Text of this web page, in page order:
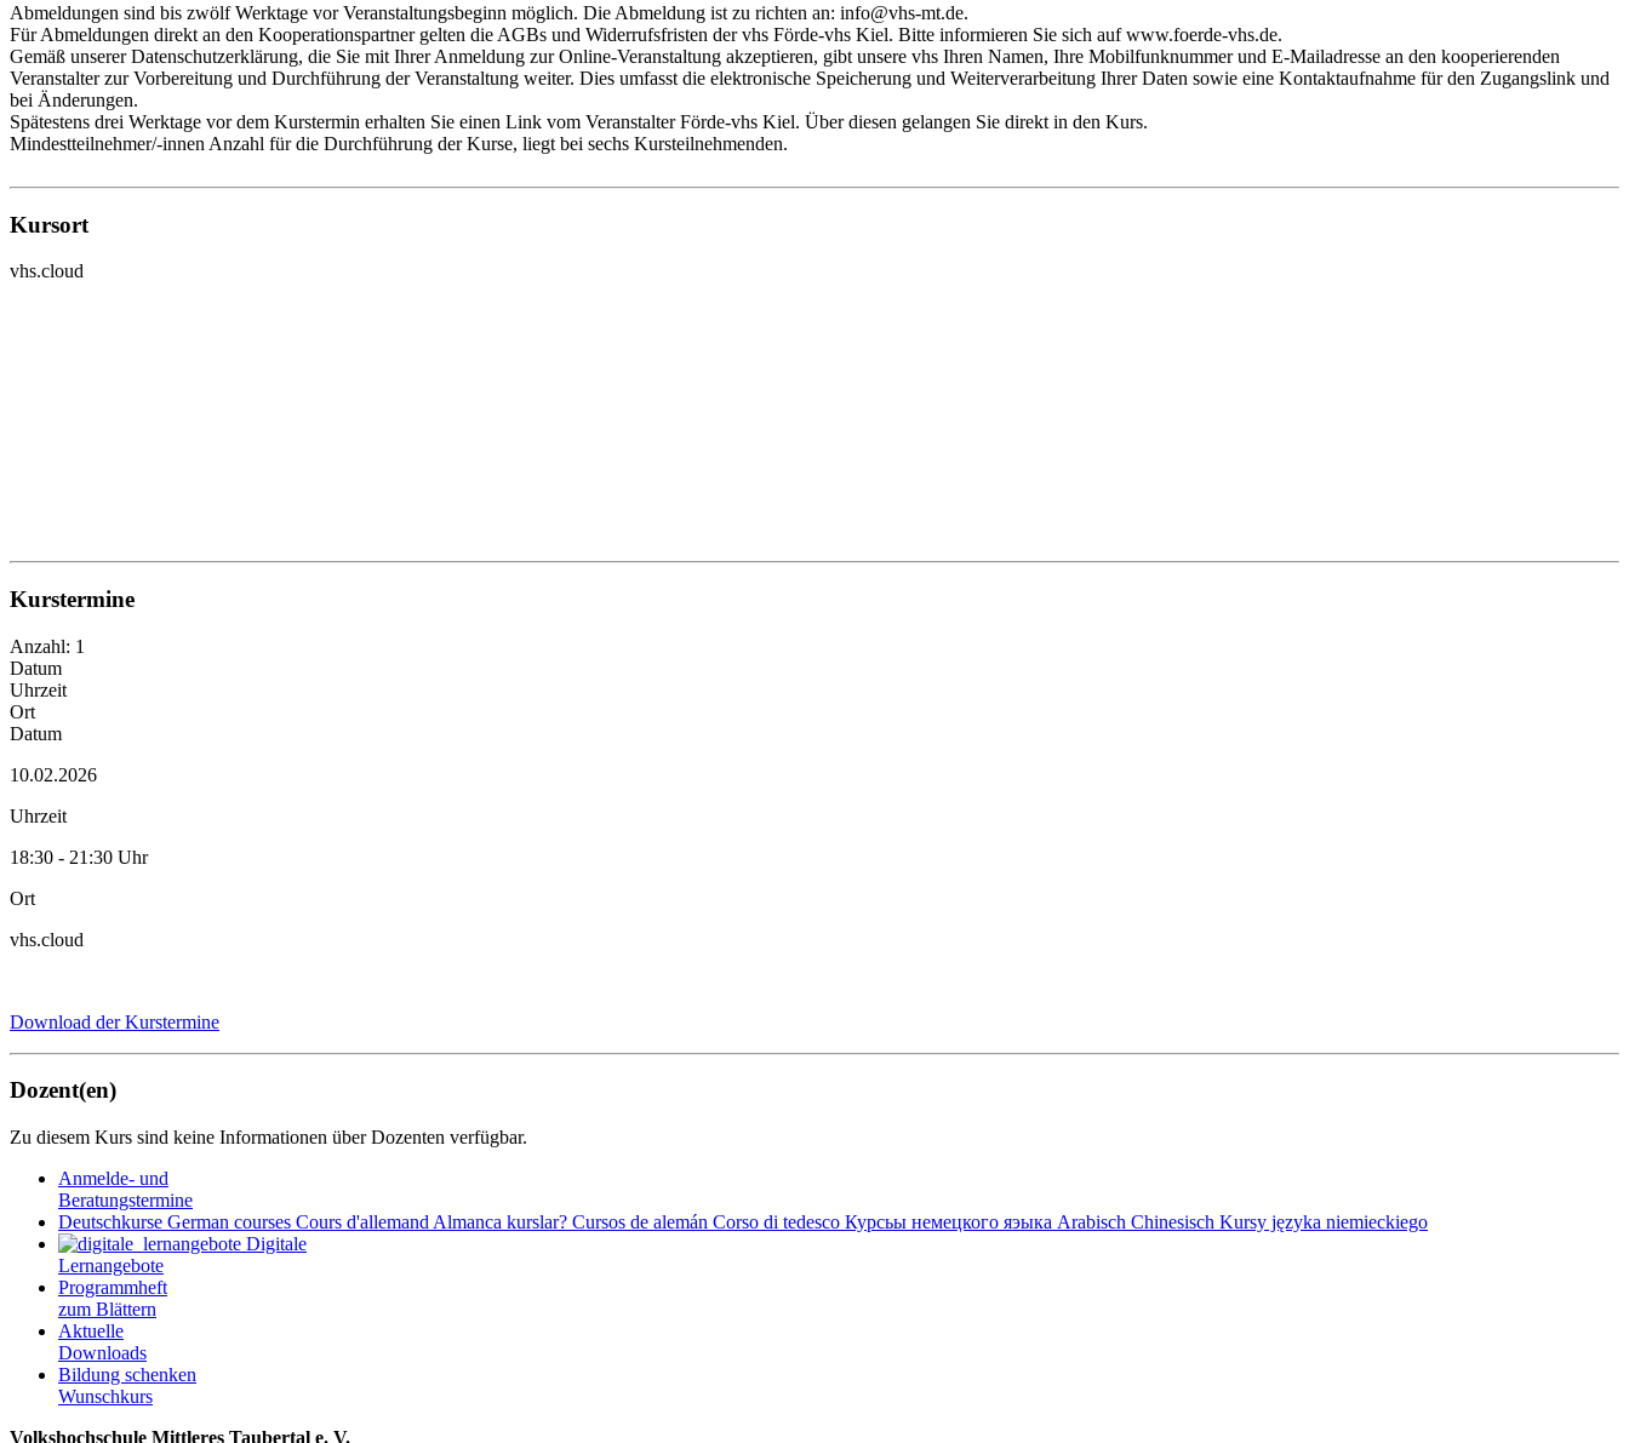
Abmeldungen sind bis zwölf Werktage vor Veranstaltungsbeginn möglich. Die Abmeldung ist zu richten an: info@vhs-mt.de.
Für Abmeldungen direkt an den Kooperationspartner gelten die AGBs und Widerrufsfristen der vhs Förde-vhs Kiel. Bitte informieren Sie sich auf www.foerde-vhs.de.
Gemäß unserer Datenschutzerklärung, die Sie mit Ihrer Anmeldung zur Online-Veranstaltung akzeptieren, gibt unsere vhs Ihren Namen, Ihre Mobilfunknummer und E-Mailadresse an den kooperierenden
Veranstalter zur Vorbereitung und Durchführung der Veranstaltung weiter. Dies umfasst die elektronische Speicherung und Weiterverarbeitung Ihrer Daten sowie eine Kontaktaufnahme für den Zugangslink und
bei Änderungen.
Spätestens drei Werktage vor dem Kurstermin erhalten Sie einen Link vom Veranstalter Förde-vhs Kiel. Über diesen gelangen Sie direkt in den Kurs.
Mindestteilnehmer/-innen Anzahl für die Durchführung der Kurse, liegt bei sechs Kursteilnehmenden.
Kursort
vhs.cloud
Kurstermine
Anzahl: 1
Datum
Uhrzeit
Ort
Datum
10.02.2026
Uhrzeit
18:30 - 21:30 Uhr
Ort
vhs.cloud
Download der Kurstermine
Dozent(en)
Zu diesem Kurs sind keine Informationen über Dozenten verfügbar.
Anmelde- und
Beratungstermine
Deutschkurse German courses Cours d'allemand Almanca kurslar? Cursos de alemán Corso di tedesco Курсьы немецкого яэыка Arabisch Chinesisch Kursy języka niemieckiego
Digitale
Lernangebote
Programmheft
zum Blättern
Aktuelle
Downloads
Bildung schenken
Wunschkurs
Volkshochschule Mittleres Taubertal e. V.